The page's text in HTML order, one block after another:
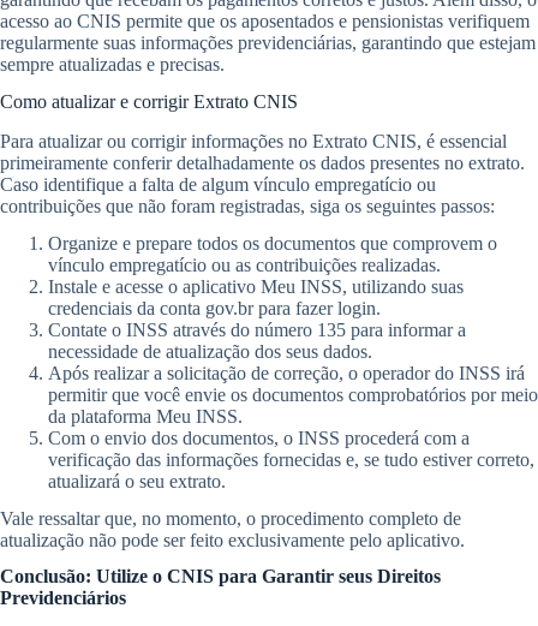
acesso ao CNIS permite que os aposentados e pensionistas verifiquem
regularmente suas informações previdenciárias, garantindo que estejam
sempre atualizadas e precisas.
Como atualizar e corrigir Extrato CNIS
Para atualizar ou corrigir informações no Extrato CNIS, é essencial
primeiramente conferir detalhadamente os dados presentes no extrato.
Caso identifique a falta de algum vínculo empregatício ou
contribuições que não foram registradas, siga os seguintes passos:
Organize e prepare todos os documentos que comprovem o
vínculo empregatício ou as contribuições realizadas.
Instale e acesse o aplicativo Meu INSS, utilizando suas
credenciais da conta gov.br para fazer login.
Contate o INSS através do número 135 para informar a
necessidade de atualização dos seus dados.
Após realizar a solicitação de correção, o operador do INSS irá
permitir que você envie os documentos comprobatórios por meio
da plataforma Meu INSS.
Com o envio dos documentos, o INSS procederá com a
verificação das informações fornecidas e, se tudo estiver correto,
atualizará o seu extrato.
Vale ressaltar que, no momento, o procedimento completo de
atualização não pode ser feito exclusivamente pelo aplicativo.
Conclusão: Utilize o CNIS para Garantir seus Direitos
Previdenciários